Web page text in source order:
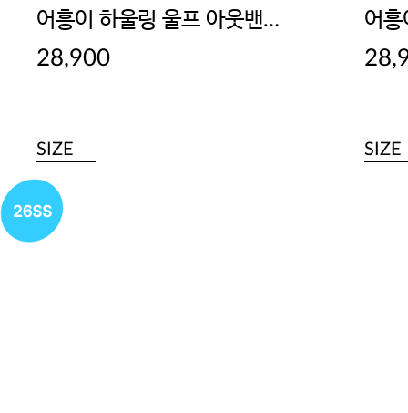
어흥이 하울링 울프 아웃밴드 드로즈
28,900
SIZE SIZE